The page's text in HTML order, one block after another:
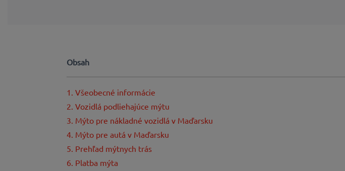
Obsah
1. Všeobecné informácie
2. Vozidlá podliehajúce mýtu
3. Mýto pre nákladné vozidlá v Maďarsku
4. Mýto pre autá v Maďarsku
5. Prehľad mýtnych trás
6. Platba mýta